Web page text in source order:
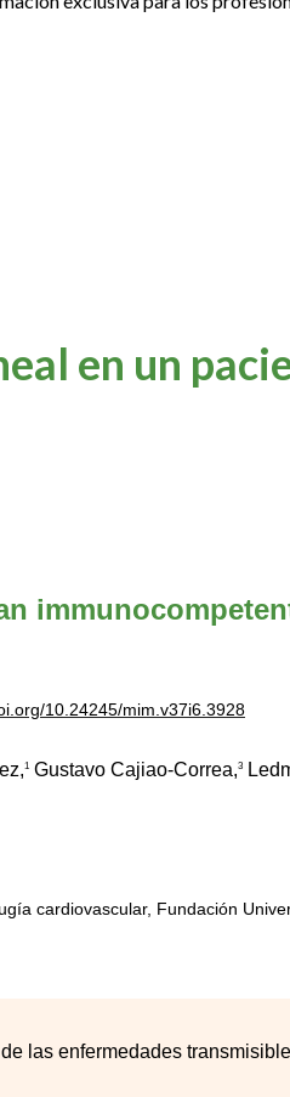
en un
10.24245/mim.v37i6.3928
1 Gustavo Cajiao-Correa,3
cardiovascular, Fundación
las enfermedades